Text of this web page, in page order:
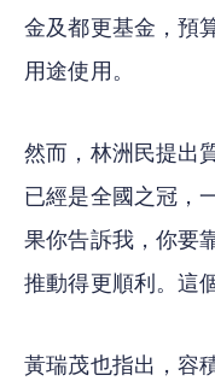
⾦及都更基⾦，預
用途使用。
然而，林洲民提出
已經是全國之冠，
果你告訴我，你要
推動得更順利。這
黃瑞茂也指出，容